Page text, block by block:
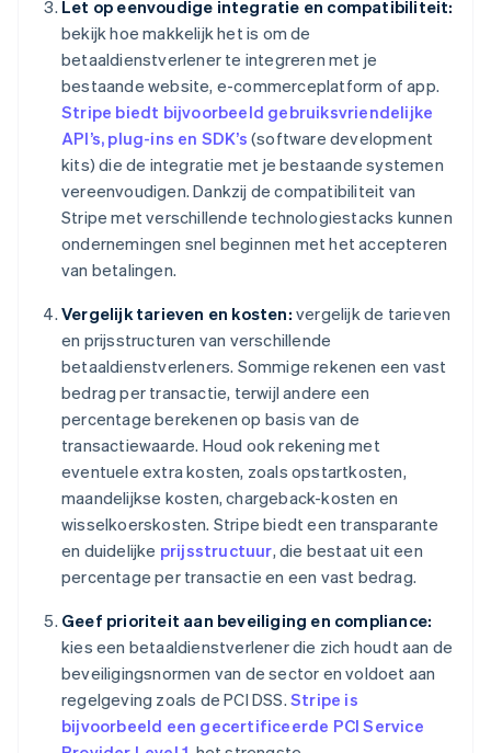
Let op eenvoudige integratie en compatibiliteit:
bekijk hoe makkelijk het is om de
betaaldienstverlener te integreren met je
bestaande website, e-commerceplatform of app.
Stripe biedt bijvoorbeeld gebruiksvriendelijke
API’s, plug-ins en SDK’s (software development
kits) die de integratie met je bestaande systemen
vereenvoudigen. Dankzij de compatibiliteit van
Stripe met verschillende technologiestacks kunnen
ondernemingen snel beginnen met het accepteren
van betalingen.
Vergelijk tarieven en kosten: vergelijk de tarieven
en prijsstructuren van verschillende
betaaldienstverleners. Sommige rekenen een vast
bedrag per transactie, terwijl andere een
percentage berekenen op basis van de
transactiewaarde. Houd ook rekening met
eventuele extra kosten, zoals opstartkosten,
maandelijkse kosten, chargeback-kosten en
wisselkoerskosten. Stripe biedt een transparante
en duidelijke prijsstructuur, die bestaat uit een
percentage per transactie en een vast bedrag.
Geef prioriteit aan beveiliging en compliance:
kies een betaaldienstverlener die zich houdt aan de
beveiligingsnormen van de sector en voldoet aan
regelgeving zoals de PCI DSS. Stripe is
bijvoorbeeld een gecertificeerde PCI Service